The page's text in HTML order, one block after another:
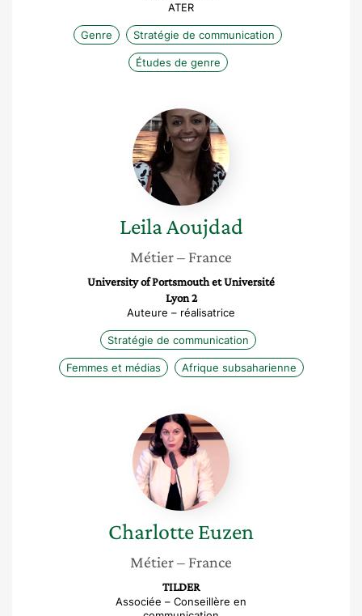
ATER
Genre Stratégie de communication
Études de genre
Leila
Aoujdad
LeilaAoujdad
Métier– France
University of Portsmouth et Université
Lyon 2
Auteure – réalisatrice
Stratégie de communication
Femmes et médias Afrique subsaharienne
Charlotte
Euzen
CharlotteEuzen
Métier– France
TILDER
Associée – Conseillère en